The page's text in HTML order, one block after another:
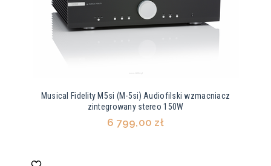
Musical Fidelity M5si (M-5si) Audiofilski wzmacniacz
zintegrowany stereo 150W
6 799,00 zł